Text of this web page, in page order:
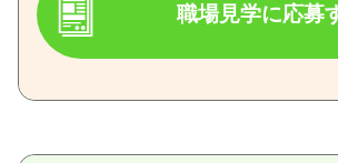
職場見学に応募